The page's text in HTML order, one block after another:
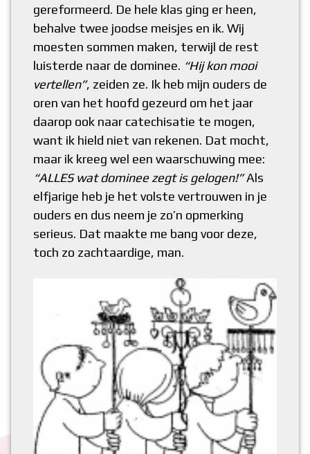
gereformeerd. De hele klas ging er heen,
behalve twee joodse meisjes en ik. Wij
moesten sommen maken, terwijl de rest
luisterde naar de dominee. “Hij kon mooi
vertellen”, zeiden ze. Ik heb mijn ouders de
oren van het hoofd gezeurd om het jaar
daarop ook naar catechisatie te mogen,
want ik hield niet van rekenen. Dat mocht,
maar ik kreeg wel een waarschuwing mee:
“ALLES wat dominee zegt is gelogen!”Als
elfjarige heb je het volste vertrouwen in je
ouders en dus neem je zo’n opmerking
serieus. Dat maakte me bang voor deze,
toch zo zachtaardige, man.